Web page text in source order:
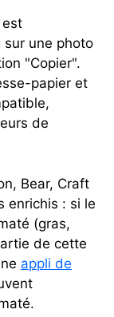
est
une photo
"Copier".
papier et
de
Bear, Craft
enrichis : si le
(gras,
de cette
appli de